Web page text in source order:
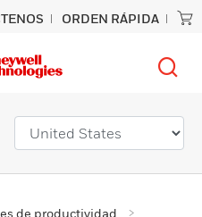
ORDEN RÁPIDA
de productividad